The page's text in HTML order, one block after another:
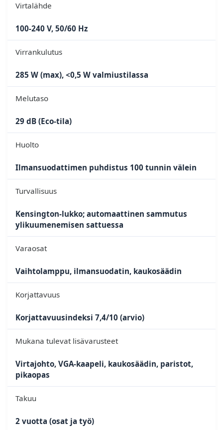
Virtalähde
100-240 V, 50/60 Hz
Virrankulutus
285 W (max), <0,5 W valmiustilassa
Melutaso
29 dB (Eco-tila)
Huolto
Ilmansuodattimen puhdistus 100 tunnin välein
Turvallisuus
Kensington-lukko; automaattinen sammutus
ylikuumenemisen sattuessa
Varaosat
Vaihtolamppu, ilmansuodatin, kaukosäädin
Korjattavuus
Korjattavuusindeksi 7,4/10 (arvio)
Mukana tulevat lisävarusteet
Virtajohto, VGA-kaapeli, kaukosäädin, paristot,
pikaopas
Takuu
2 vuotta (osat ja työ)